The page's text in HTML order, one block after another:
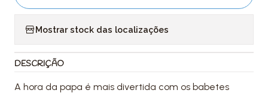
Mostrar stock das localizações
DESCRIÇÃO
A hora da papa é mais divertida com os babetes